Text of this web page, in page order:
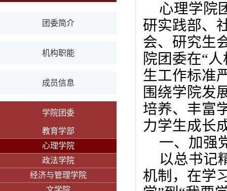
团委简介
机构职能
成员信息
学院团委
教育学部
心理学院
政法学院
经济与管理学院
心理学院
研实践部、
会、研究生
院团委在“
生工作标准
围绕学院发
培养、丰富
力学生成长
一、加强
以总书记
机制，在学